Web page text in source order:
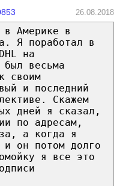
26.08.2018
в Америке в
Я поработал в
на
был весьма
своим
и последний
Скажем
дней я сказал,
по адресам,
а когда я
и он потом долго
я все это